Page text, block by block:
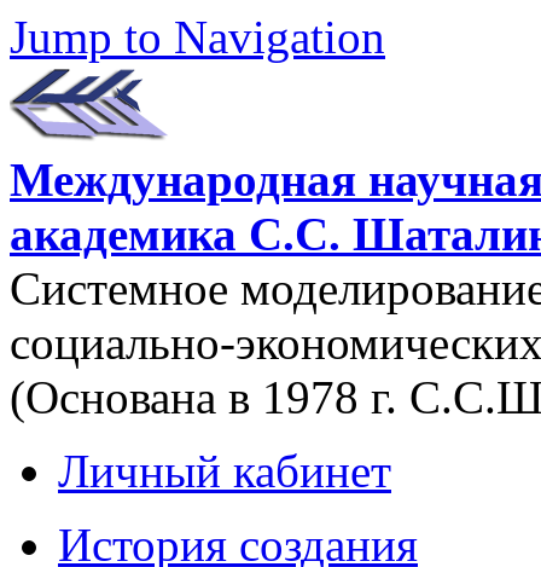
Jump to Navigation
Международная
академика С.С.
Системное
социально-
(Основана в 1978 г.
Личный кабинет
История создания